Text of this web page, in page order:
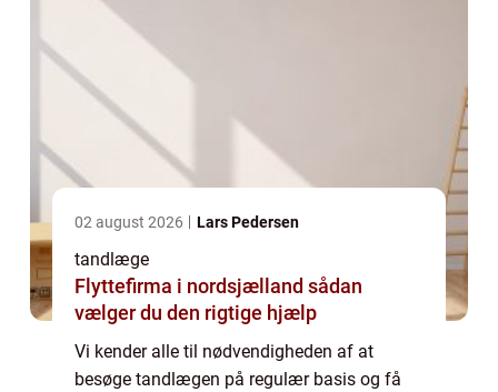
02 august 2026 Lars Pedersen
tandlæge
Flyttefirma i nordsjælland sådan
vælger du den rigtige hjælp
Vi kender alle til nødvendigheden af at
besøge tandlægen på regulær basis og få